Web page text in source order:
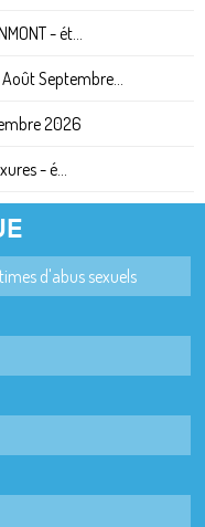
- ét...
Septembre...
2026
- é...
d'abus sexuels